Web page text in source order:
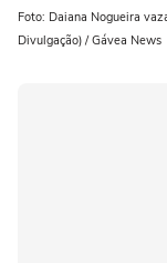
Foto: Daiana Nogueira
Divulgação) / Gávea News